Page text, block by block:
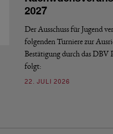
2027
Der Ausschuss für Jugend
folgenden Turniere zur
Bestätigung durch das DBV
folgt:
22. JULI 2026